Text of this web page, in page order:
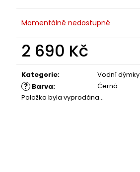
Momentálně nedostupné
2 690 Kč
Měrná
cena:
Kategorie: Vodní dýmky
? Barva:
Černá
Položka byla vyprodána…